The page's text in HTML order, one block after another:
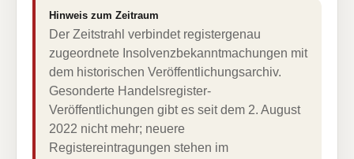
Hinweis zum Zeitraum
Der Zeitstrahl verbindet registergenau
zugeordnete Insolvenzbekanntmachungen mit
dem historischen Veröffentlichungsarchiv.
Gesonderte Handelsregister-
Veröffentlichungen gibt es seit dem 2. August
2022 nicht mehr; neuere
Registereintragungen stehen im